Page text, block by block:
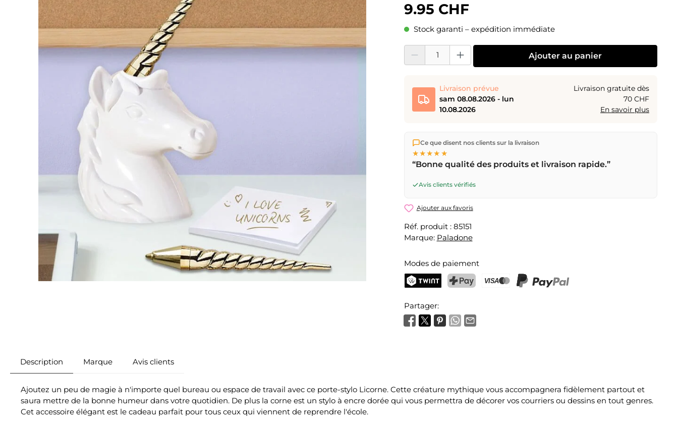
9.95 CHF
Stock garanti – expédition immédiate
Quantité de produit : Entrez la quantité souhaitée ou utilisez les boutons pour augmenter
Ajouter au panier
Livraison prévue
sam 08.08.2026 - lun
10.08.2026
Livraison gratuite dès
70 CHF
En savoir plus
Nous expédions directement depuis notre entrepôt à Kriens, en
Suisse.
17h(lun–ven) expédiées le jour même – livraison le
ouvrable par la Poste Suisse. Livraison le samedisam 08.08.2026
Ce que disent nos clients sur la livraison
★★★★★
“Bonne qualité des produits et livraison rapide.”
Avis clients vérifiés
Ajouter aux favoris
Réf. produit : 85151
Marque: Paladone
Modes de paiement
Partager:
Description Marque Avis clients
Ajoutez un peu de magie à n'importe quel bureau ou espace de travail avec ce porte-stylo Licorne. Cette créature mythique vous accompagnera fidèlement partout et
saura mettre de la bonne humeur dans votre quotidien. De plus la corne est un stylo à encre dorée qui vous permettra de décorer vos courriers ou dessins en tout genres.
Cet accessoire élégant est le cadeau parfait pour tous ceux qui viennent de reprendre l'école.